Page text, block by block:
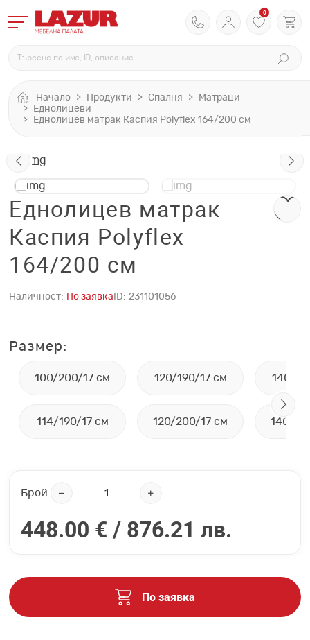
0
Начало Продукти Спалня
Матраци
Еднолицеви
Eднолицев матрак Каспия Polyflex 164/200 см
Eднолицев матрак
Каспия Polyflex
164/200 см
Наличност: По заявка ID: 231101056
Размер:
100/200/17 см
114/190/17 см
120/190/17 см
120/200/17 см
140/
140/
Брой:
448.00 € / 876.21 лв.
По заявка